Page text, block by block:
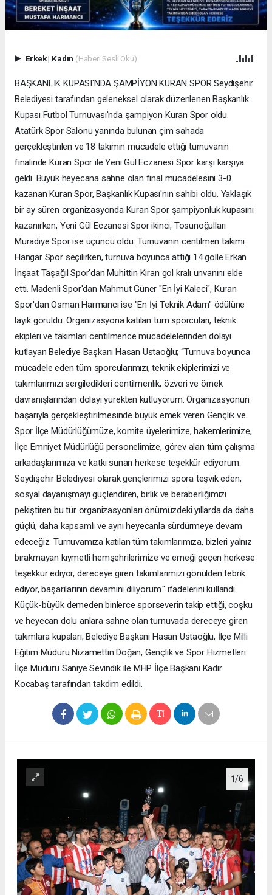
Erkek| Kadın (Haberi Sesli Oku)
BAŞKANLIK KUPASI'NDA ŞAMPİYON KURAN SPOR Seydişehir
Belediyesi tarafından geleneksel olarak düzenlenen Başkanlık
Kupası Futbol Turnuvası'nda şampiyon Kuran Spor oldu.
Atatürk Spor Salonu yanında bulunan çim sahada
gerçekleştirilen ve 18 takımın mücadele ettiği turnuvanın
finalinde Kuran Spor ile Yeni Gül Eczanesi Spor karşı karşıya
geldi. Büyük heyecana sahne olan final mücadelesini 3-0
kazanan Kuran Spor, Başkanlık Kupası'nın sahibi oldu. Yaklaşık
bir ay süren organizasyonda Kuran Spor şampiyonluk kupasını
kazanırken, Yeni Gül Eczanesi Spor ikinci, Tosunoğulları
Muradiye Spor ise üçüncü oldu. Turnuvanın centilmen takımı
Hangar Spor seçilirken, turnuva boyunca attığı 14 golle Erkan
İnşaat Taşağıl Spor'dan Muhittin Kıran gol kralı unvanını elde
etti. Madenli Spor'dan Mahmut Güner "En İyi Kaleci", Kuran
Spor'dan Osman Harmancı ise "En İyi Teknik Adam" ödülüne
layık görüldü. Organizasyona katılan tüm sporcuları, teknik
ekipleri ve takımları centilmence mücadelelerinden dolayı
kutlayan Belediye Başkanı Hasan Ustaoğlu; “Turnuva boyunca
mücadele eden tüm sporcularımızı, teknik ekiplerimizi ve
takımlarımızı sergiledikleri centilmenlik, özveri ve örnek
davranışlarından dolayı yürekten kutluyorum. Organizasyonun
başarıyla gerçekleştirilmesinde büyük emek veren Gençlik ve
Spor İlçe Müdürlüğümüze, komite üyelerimize, hakemlerimize,
İlçe Emniyet Müdürlüğü personelimize, görev alan tüm çalışma
arkadaşlarımıza ve katkı sunan herkese teşekkür ediyorum.
Seydişehir Belediyesi olarak gençlerimizi spora teşvik eden,
sosyal dayanışmayı güçlendiren, birlik ve beraberliğimizi
pekiştiren bu tür organizasyonları önümüzdeki yıllarda da daha
güçlü, daha kapsamlı ve aynı heyecanla sürdürmeye devam
edeceğiz. Turnuvamıza katılan tüm takımlarımıza, bizleri yalnız
bırakmayan kıymetli hemşehrilerimize ve emeği geçen herkese
teşekkür ediyor, dereceye giren takımlarımızı gönülden tebrik
ediyor, başarılarının devamını diliyorum." ifadelerini kullandı.
Küçük-büyük demeden binlerce sporseverin takip ettiği, coşku
ve heyecan dolu anlara sahne olan turnuvada dereceye giren
takımlara kupaları; Belediye Başkanı Hasan Ustaoğlu, İlçe Milli
Eğitim Müdürü Nizamettin Doğan, Gençlik ve Spor Hizmetleri
İlçe Müdürü Saniye Sevindik ile MHP İlçe Başkanı Kadir
Kocabaş tarafından takdim edildi.
1/6